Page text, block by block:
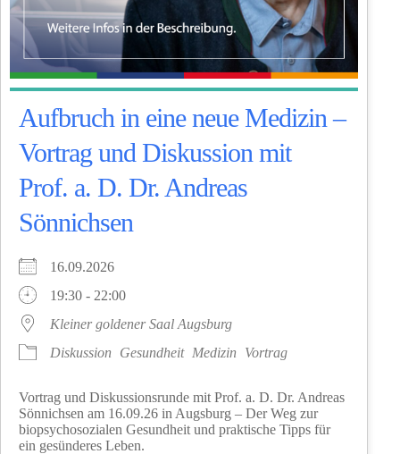
Aufbruch in eine neue Medizin –
Vortrag und Diskussion mit
Prof. a. D. Dr. Andreas
Sönnichsen
16.09.2026
19:30 - 22:00
Kleiner goldener Saal Augsburg
Diskussion
Gesundheit Medizin Vortrag
Vortrag und Diskussionsrunde mit Prof. a. D. Dr. Andreas
Sönnichsen am 16.09.26 in Augsburg – Der Weg zur
biopsychosozialen Gesundheit und praktische Tipps für
ein gesünderes Leben.